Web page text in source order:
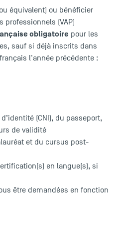
équivalent) ou bénéficier
professionnels (VAP)
obligatoire pour les
sauf si déjà inscrits dans
l'année précédente :
(CNI), du passeport,
de validité
et du cursus post-
en langue(s), si
être demandées en fonction